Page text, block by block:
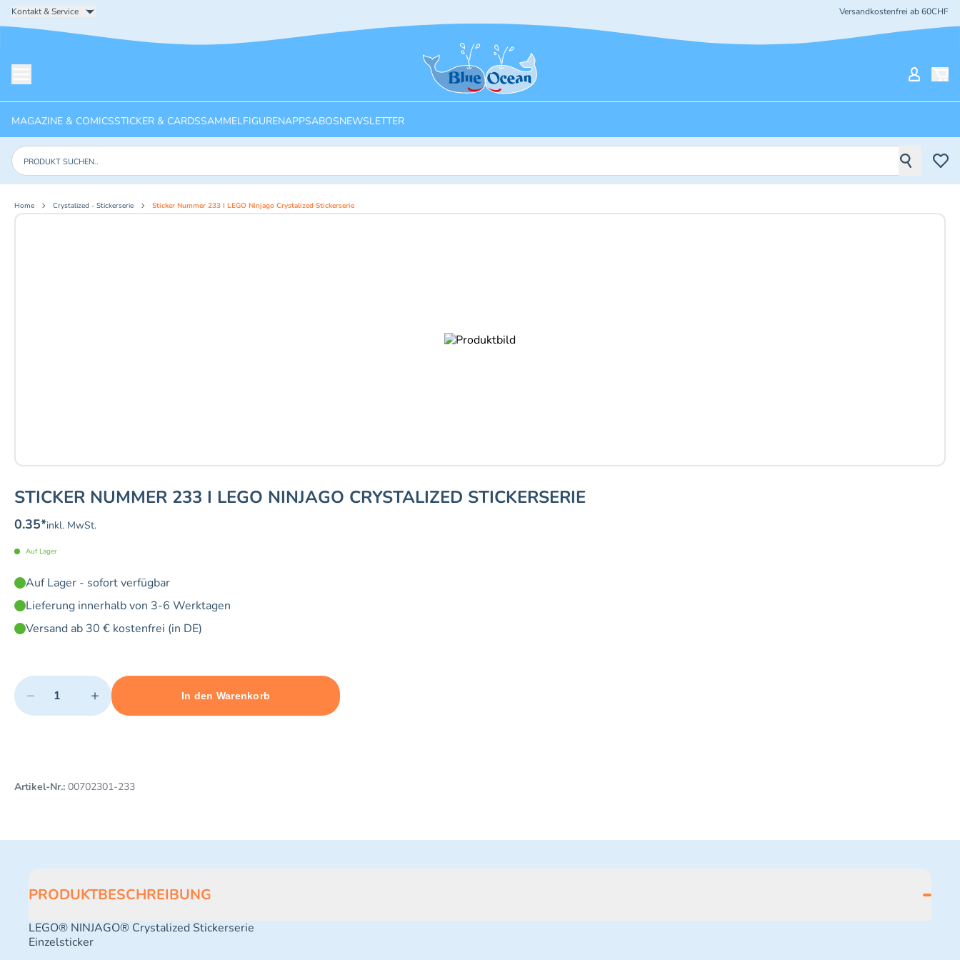
Kontakt & Service Versandkostenfrei ab 60CHF
Startseite
MAGAZINE & COMICSSTICKER & CARDSSAMMELFIGURENAPPSABOSNEWSLETTER
Produkte suchen
Home Crystalized - Stickerserie Sticker Nummer 233 I LEGO Ninjago Crystalized Stickerserie
STICKER NUMMER 233 I LEGO NINJAGO CRYSTALIZED STICKERSERIE
0.35*inkl. MwSt.
Auf Lager
Auf Lager - sofort verfügbar
Lieferung innerhalb von 3-6 Werktagen
Versand ab 30 € kostenfrei (in DE)
Quantity
− +
Minimum quantity: 1 Maximum quantity: 3
In den Warenkorb
Add 1 item to cart
Artikel-Nr.: 00702301-233
PRODUKTBESCHREIBUNG
LEGO® NINJAGO® Crystalized Stickerserie
Einzelsticker